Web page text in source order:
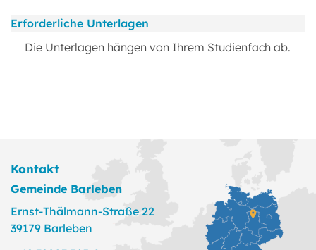
Erforderliche Unterlagen
Die Unterlagen hängen von Ihrem Studienfach ab.
Kontakt
Gemeinde Barleben
Ernst-Thälmann-Straße 22
39179 Barleben